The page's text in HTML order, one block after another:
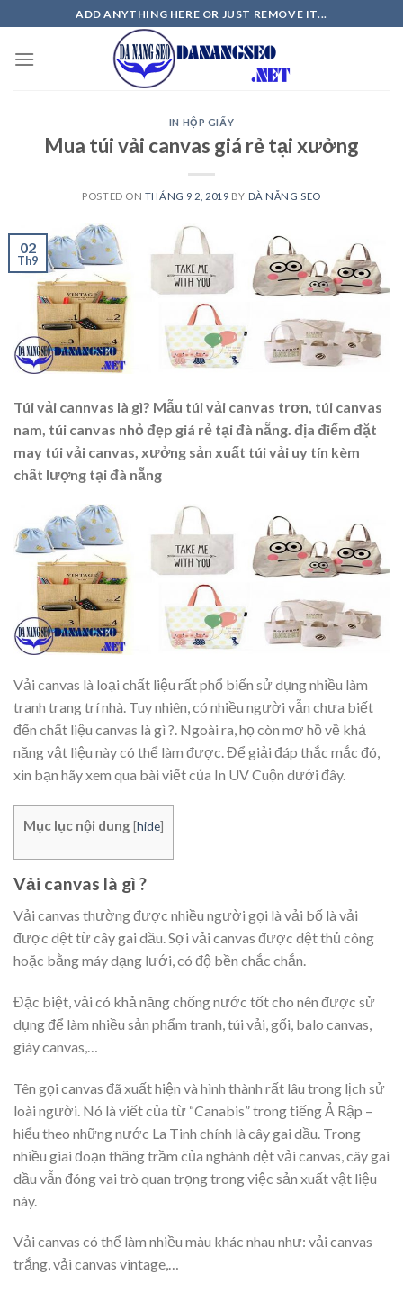
to
content
ADD ANYTHING HERE OR JUST REMOVE IT...
IN HỘP GIẤY
Mua túi vải canvas giá rẻ tại xưởng
POSTED ON THÁNG 9 2, 2019 BY ĐÀ NẴNG SEO
02
Th9
Túi vải cannvas là gì? Mẫu túi vải canvas trơn, túi canvas
nam, túi canvas nhỏ đẹp giá rẻ tại đà nẵng. địa điểm đặt
may túi vải canvas, xưởng sản xuất túi vải uy tín kèm
chất lượng tại đà nẵng
Vải canvas là loại chất liệu rất phổ biến sử dụng nhiều làm
tranh trang trí nhà. Tuy nhiên, có nhiều người vẫn chưa biết
đến chất liệu canvas là gì ?. Ngoài ra, họ còn mơ hồ về khả
năng vật liệu này có thể làm được. Để giải đáp thắc mắc đó,
xin bạn hãy xem qua bài viết của In UV Cuộn dưới đây.
Mục lục nội dung[hide]
Vải canvas là gì ?
Vải canvas thường được nhiều người gọi là vải bố là vải
được dệt từ cây gai dầu. Sợi vải canvas được dệt thủ công
hoặc bằng máy dạng lưới, có độ bền chắc chắn.
Đặc biệt, vải có khả năng chống nước tốt cho nên được sử
dụng để làm nhiều sản phẩm tranh, túi vải, gối, balo canvas,
giày canvas,…
Tên gọi canvas đã xuất hiện và hình thành rất lâu trong lịch sử
loài người. Nó là viết của từ “Canabis” trong tiếng Ả Rập –
hiểu theo những nước La Tinh chính là cây gai dầu. Trong
nhiều giai đoạn thăng trầm của nghành dệt vải canvas, cây gai
dầu vẫn đóng vai trò quan trọng trong việc sản xuất vật liệu
này.
Vải canvas có thể làm nhiều màu khác nhau như: vải canvas
trắng, vải canvas vintage,…